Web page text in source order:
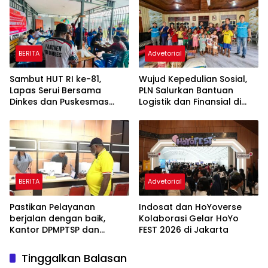
Pembangunan Merata
BERITA
Sambut HUT RI ke-81,
Lapas Serui Bersama
Dinkes dan Puskesmas
Kesehatan Gratis Bagi WBP
dan Warga Sekitar
Advetorial
Wujud Kepedulian Sosial,
PLN Salurkan Bantuan
Logistik dan Finansial di
BERITA
Pastikan Pelayanan
berjalan dengan baik,
Kantor DPMPTSP dan
Advetorial
Indosat dan HoYoverse
Kolaborasi Gelar HoYo
FEST 2026 di Jakarta
Tinggalkan Balasan